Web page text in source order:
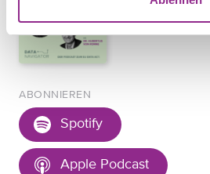
ABONNIEREN
Spotify
Apple Podcast